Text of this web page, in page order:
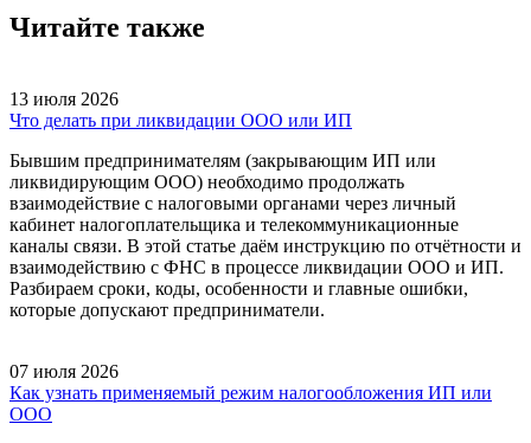
Читайте также
13 июля 2026
Что делать при ликвидации ООО или ИП
Бывшим предпринимателям (закрывающим ИП или
ликвидирующим ООО) необходимо продолжать
взаимодействие с налоговыми органами через личный
кабинет налогоплательщика и телекоммуникационные
каналы связи. В этой статье даём инструкцию по отчётности и
взаимодействию с ФНС в процессе ликвидации ООО и ИП.
Разбираем сроки, коды, особенности и главные ошибки,
которые допускают предприниматели.
07 июля 2026
Как узнать применяемый режим налогообложения ИП или
ООО